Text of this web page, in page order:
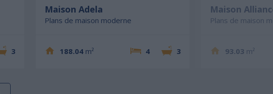
3
Maison Adela
Plans de maison moderne
188.04 m² 4 3
Maison
Plans de maison
93.03 m²